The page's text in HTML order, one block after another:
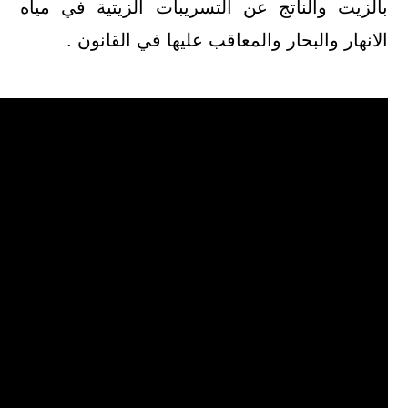
بالزيت والناتج عن التسريبات الزيتية في مياه
الانهار والبحار والمعاقب عليها في القانون .